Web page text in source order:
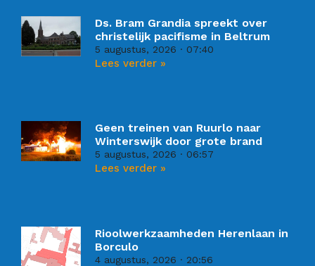
Ds. Bram Grandia spreekt over
christelijk pacifisme in Beltrum
5 augustus, 2026 07:40
Lees verder »
Geen treinen van Ruurlo naar
Winterswijk door grote brand
5 augustus, 2026 06:57
Lees verder »
Rioolwerkzaamheden Herenlaan in
Borculo
4 augustus, 2026 20:56